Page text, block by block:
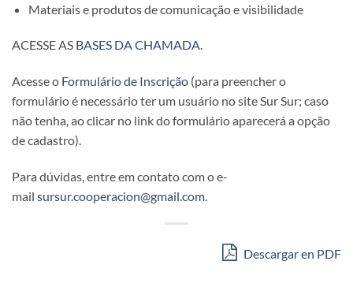
Materiais e produtos de comunicação e visibilidade
ACESSE AS BASES DA CHAMADA.
Acesse o Formulário de Inscrição (para preencher o
formulário é necessário ter um usuário no site Sur Sur; caso
não tenha, ao clicar no link do formulário aparecerá a opção
de cadastro).
Para dúvidas, entre em contato com o e-
mail sursur.cooperacion@gmail.com.
Descargar en PDF